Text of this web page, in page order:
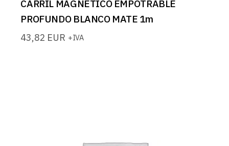
CARRIL MAGNETICO EMPOTRABLE
PROFUNDO BLANCO MATE 1m
43,82 EUR +IVA